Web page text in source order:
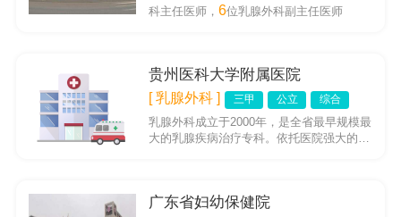
科主任医师，6位乳腺外科副主任医师
贵州医科大学附属医院
[ 乳腺外科 ] 三甲 公立 综合
乳腺外科成立于2000年，是全省最早规模最
大的乳腺疾病治疗专科。依托医院强大的医
广东省妇幼保健院